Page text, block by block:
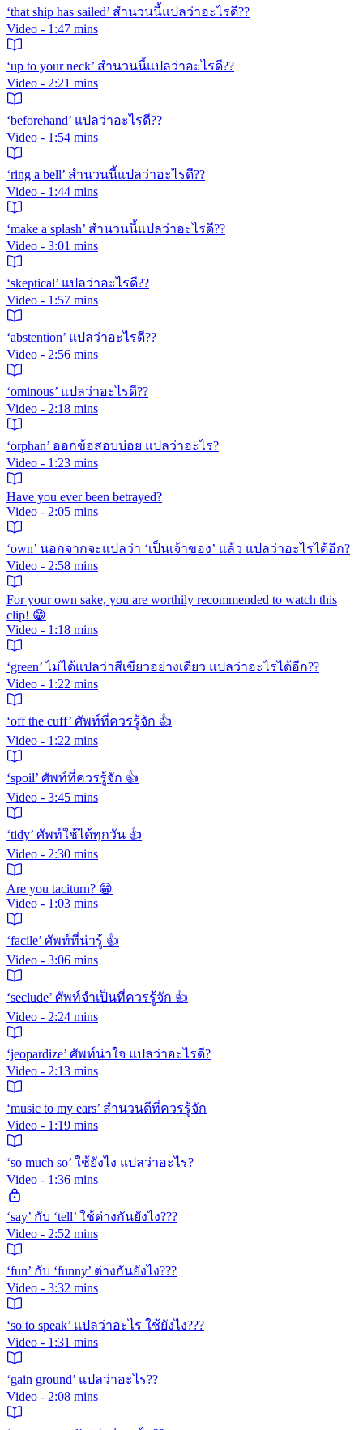
‘that ship has sailed’ สำนวนนี้แปลว่าอะไรดี??
Video - 1:47 mins
‘up to your neck’ สำนวนนี้แปลว่าอะไรดี??
Video - 2:21 mins
‘beforehand’ แปลว่าอะไรดี??
Video - 1:54 mins
‘ring a bell’ สำนวนนี้แปลว่าอะไรดี??
Video - 1:44 mins
‘make a splash’ สำนวนนี้แปลว่าอะไรดี??
Video - 3:01 mins
‘skeptical’ แปลว่าอะไรดี??
Video - 1:57 mins
‘abstention’ แปลว่าอะไรดี??
Video - 2:56 mins
‘ominous’ แปลว่าอะไรดี??
Video - 2:18 mins
‘orphan’ ออกข้อสอบบ่อย แปลว่าอะไร?
Video - 1:23 mins
Have you ever been betrayed?
Video - 2:05 mins
‘own’ นอกจากจะแปลว่า ‘เป็นเจ้าของ’ แล้ว แปลว่าอะไรได้อีก?
Video - 2:58 mins
For your own sake, you are worthily recommended to watch this
clip! 😁
Video - 1:18 mins
‘green’ ไม่ได้แปลว่าสีเขียวอย่างเดียว แปลว่าอะไรได้อีก??
Video - 1:22 mins
‘off the cuff’ ศัพท์ที่ควรรู้จัก 👍
Video - 1:22 mins
‘spoil’ ศัพท์ที่ควรรู้จัก 👍
Video - 3:45 mins
‘tidy’ ศัพท์ใช้ได้ทุกวัน 👍
Video - 2:30 mins
Are you taciturn? 😁
Video - 1:03 mins
‘facile’ ศัพท์ที่น่ารู้ 👍
Video - 3:06 mins
‘seclude’ ศัพท์จำเป็นที่ควรรู้จัก 👍
Video - 2:24 mins
‘jeopardize’ ศัพท์น่าใจ แปลว่าอะไรดี?
Video - 2:13 mins
‘music to my ears’ สำนวนดีที่ควรรู้จัก
Video - 1:19 mins
‘so much so’ ใช้ยังไง แปลว่าอะไร?
Video - 1:36 mins
‘say’ กับ ‘tell’ ใช้ต่างกันยังไง???
Video - 2:52 mins
‘fun’ กับ ‘funny’ ต่างกันยังไง???
Video - 3:32 mins
‘so to speak’ แปลว่าอะไร ใช้ยังไง???
Video - 1:31 mins
‘gain ground’ แปลว่าอะไร??
Video - 2:08 mins